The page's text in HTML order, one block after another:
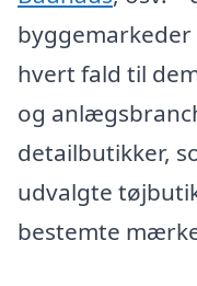
hvert fald til
og
detailbutikker,
udvalgte
bestemte